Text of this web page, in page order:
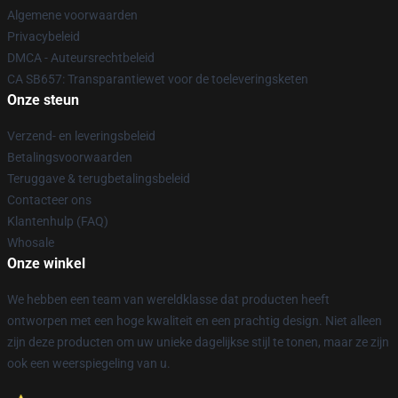
Algemene voorwaarden
Privacybeleid
DMCA - Auteursrechtbeleid
CA SB657: Transparantiewet voor de toeleveringsketen
Onze steun
Verzend- en leveringsbeleid
Betalingsvoorwaarden
Teruggave & terugbetalingsbeleid
Contacteer ons
Klantenhulp (FAQ)
Whosale
Onze winkel
We hebben een team van wereldklasse dat producten heeft
ontworpen met een hoge kwaliteit en een prachtig design. Niet alleen
zijn deze producten om uw unieke dagelijkse stijl te tonen, maar ze zijn
ook een weerspiegeling van u.